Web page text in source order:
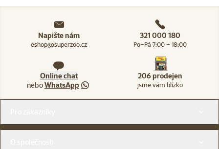
Napište nám
eshop@superzoo.cz
321 000 180
Po–Pá 7:00 – 18:00
Online chat
neboWhatsApp
206 prodejen
jsme vám blízko